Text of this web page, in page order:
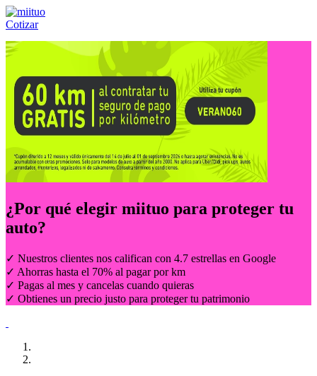
Cotizar
Llámanos al:(55) 84-21-05-00 ó
¿Por qué elegir miituo para proteger tu
auto?
✓ Nuestros clientes nos califican con 4.7 estrellas en Google
✓ Ahorras hasta el 70% al pagar por km
✓ Pagas al mes y cancelas cuando quieras
✓ Obtienes un precio justo para proteger tu patrimonio